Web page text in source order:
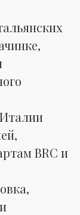
BRC и